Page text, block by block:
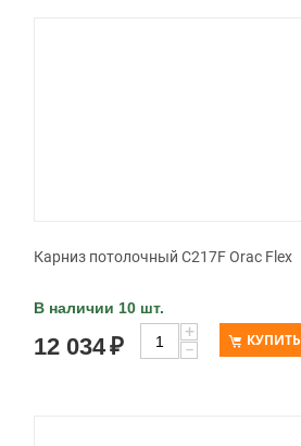
Карниз потолочный C217F Orac Flex
В наличии 10 шт.
12 034₽
+
−
КУПИТЬ